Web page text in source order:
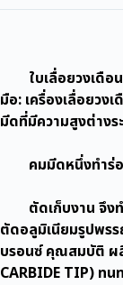
เลือ
เลื่อย
วง
เนียม
อัลลอย
ซิงค์
ใบเลื่อยวงเดื
มือ: เครื่องเลื่อยวง
มีดที่มีความสูงต่างร
คมมีดหนึ่งทำร่
ตัดเก็บงาน จึง
ตัดอลูมิเนียมรูปพร
บรอนซ์ คุณสมบัติ ผ
CARBIDE TIP) ท